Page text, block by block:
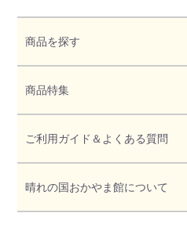
商品を探す
商品特集
ご利用ガイド＆よくある質問
晴れの国おかやま館について